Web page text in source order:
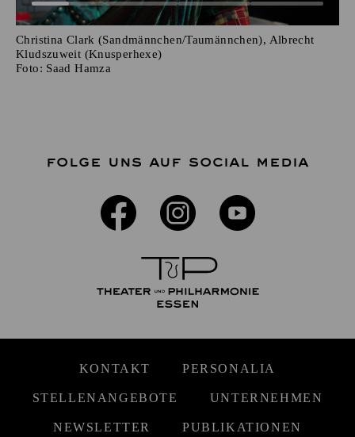
Christina Clark (Sandmännchen/Taumännchen), Albrecht
Kludszuweit (Knusperhexe)
Foto: Saad Hamza
FOLGE UNS AUF SOCIAL MEDIA
KONTAKT PERSONALIA
STELLENANGEBOTE UNTERNEHMEN
NEWSLETTER PUBLIKATIONEN